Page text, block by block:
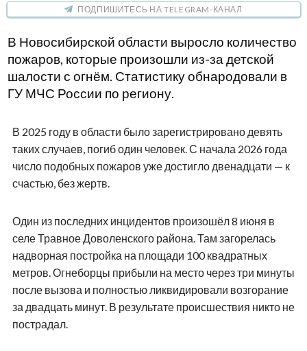
ПОДПИШИТЕСЬ НА TELEGRAM-КАНАЛ
В Новосибирской области выросло количество
пожаров, которые произошли из-за детской
шалости с огнём. Статистику обнародовали в
ГУ МЧС России по региону.
В 2025 году в области было зарегистрировано девять
таких случаев, погиб один человек. С начала 2026 года
число подобных пожаров уже достигло двенадцати — к
счастью, без жертв.
Один из последних инцидентов произошёл 8 июня в
селе Травное Доволенского района. Там загорелась
надворная постройка на площади 100 квадратных
метров. Огнеборцы прибыли на место через три минуты
после вызова и полностью ликвидировали возгорание
за двадцать минут. В результате происшествия никто не
пострадал.